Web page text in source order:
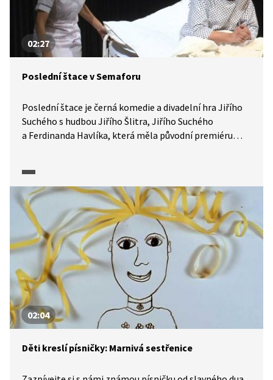
02:27
Poslední štace v Semaforu
Poslední štace je černá komedie a divadelní hra Jiřího
Suchého s hudbou Jiřího Šlitra, Jiřího Suchého
a Ferdinanda Havlíka, která měla původní premiéru
v šedesátých letech u nás. Podle svého autora je tato
hra aktuální.
02:04
Děti kreslí písničky: Marnivá sestřenice